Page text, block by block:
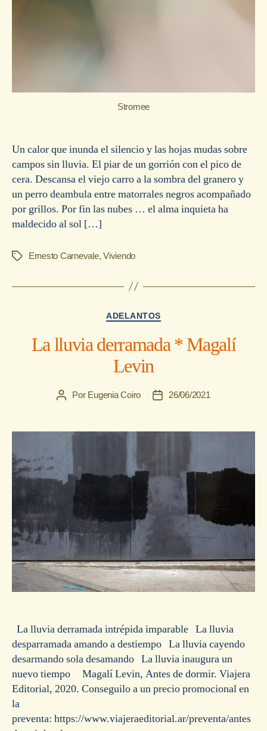
Stromee
Un calor que inunda el silencio y las hojas mudas sobre
campos sin lluvia. El piar de un gorrión con el pico de
cera. Descansa el viejo carro a la sombra del granero y
un perro deambula entre matorrales negros acompañado
por grillos. Por fin las nubes … el alma inquieta ha
maldecido al sol […]
EtiquetasErnesto Carnevale,Viviendo
Categorías
ADELANTOS
La lluvia derramada * Magalí
Levin
Autor
entrada
Por Eugenia Coiro
Fecha
entrada
26/06/2021
La lluvia derramada intrépida imparable La lluvia
desparramada amando a destiempo La lluvia cayendo
desarmando sola desamando La lluvia inaugura un
nuevo tiempo Magalí Levin, Antes de dormir. Viajera
Editorial, 2020. Conseguilo a un precio promocional en
la
preventa: https://www.viajeraeditorial.ar/preventa/antes